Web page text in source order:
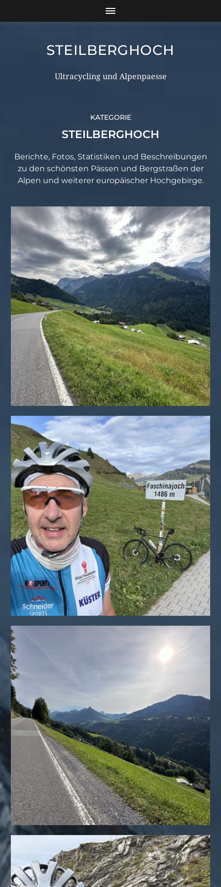
STEILBERGHOCH
Ultracycling und Alpenpaesse
KATEGORIE
STEILBERGHOCH
Berichte, Fotos, Statistiken und Beschreibungen
zu den schönsten Pässen und Bergstraßen der
Alpen und weiterer europäischer Hochgebirge.